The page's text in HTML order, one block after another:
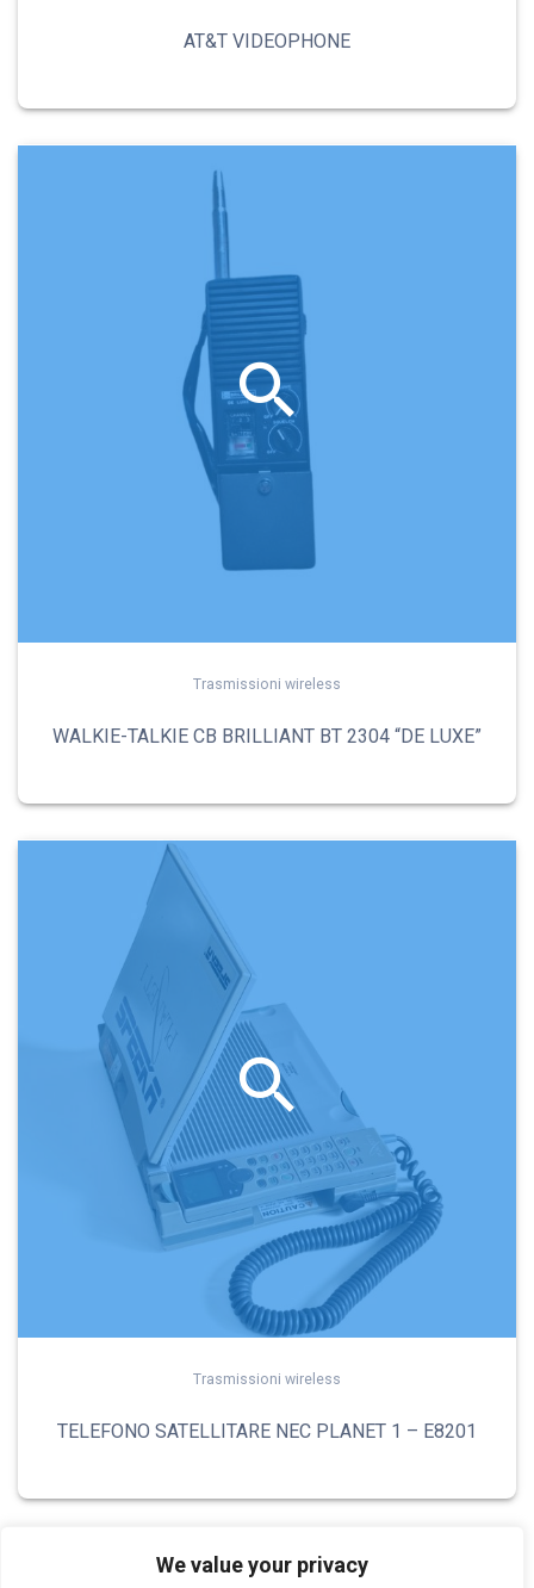
We value your privacy
AT&T VIDEOPHONE
Trasmissioni wireless
WALKIE-TALKIE CB BRILLIANT BT 2304 “DE LUXE”
Trasmissioni wireless
TELEFONO SATELLITARE NEC PLANET 1 – E8201